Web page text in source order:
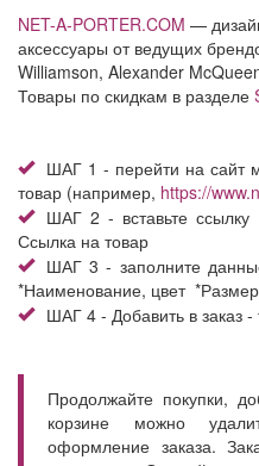
NET-A-PORTER.COM —
аксессуары от ведущих
Williamson, Alexander
Товары по скидкам в разделе
ШАГ 1 - перейти на сайт
товар (например, https://
ШАГ 2 - вставьте
Ссылка на товар
ШАГ 3 - заполните
*Наименование, цвет
ШАГ 4 - Добавить в заказ -
Продолжайте покупки,
корзине можно
оформление заказа.